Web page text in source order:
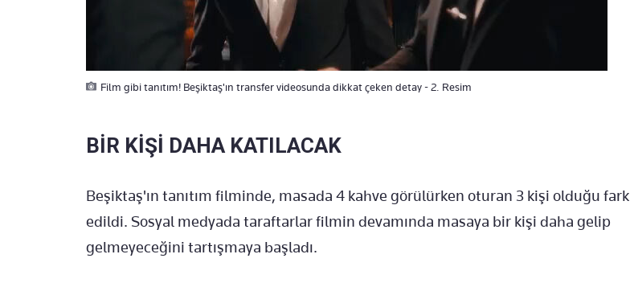
Film gibi tanıtım! Beşiktaş'ın transfer videosunda dikkat çeken detay - 2. Resim
BİR KİŞİ DAHA KATILACAK
Beşiktaş'ın tanıtım filminde, masada 4 kahve görülürken oturan 3 kişi olduğu fark
edildi. Sosyal medyada taraftarlar filmin devamında masaya bir kişi daha gelip
gelmeyeceğini tartışmaya başladı.